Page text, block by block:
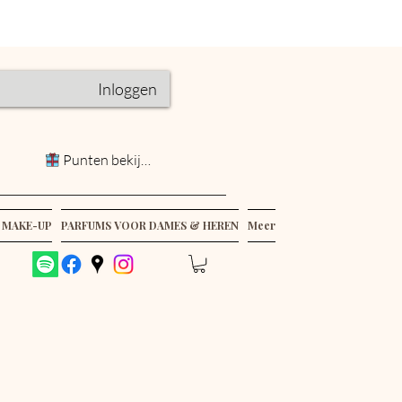
Inloggen
Punten bekijken
UP PARFUMS VOOR DAMES & HEREN Meer